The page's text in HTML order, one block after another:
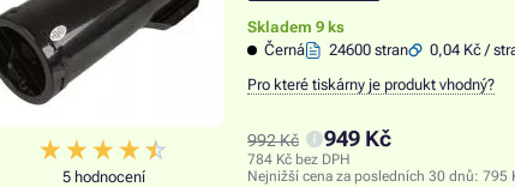
5 hodnocení
Skladem 9 ks
Černá
24600 stran 0,04 Kč /
Pro které tiskárny je produkt vhodný?
992 Kč 949 Kč
784 Kč bez DPH
Nejnižší cena za posledních 30 dnů: 795